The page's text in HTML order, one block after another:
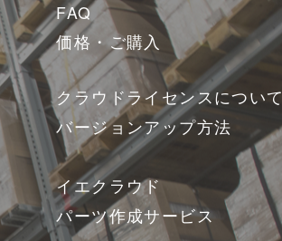
FAQ
価格・ご購入
クラウドライセンスについて
バージョンアップ方法
イエクラウド
パーツ作成サービス